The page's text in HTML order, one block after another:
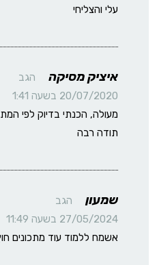
עלי והצליחי
איציק מסיקה
הגב
20/07/2020 בשעה 1:41
מעולה, הכנתי בדיוק לפי
תודה רבה
שמעון
הגב
27/05/2024 בשעה 11:49
אשמח ללמוד עוד מתכונים